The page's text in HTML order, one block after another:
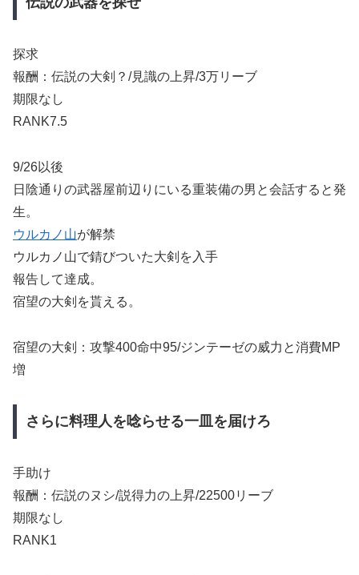
探求
報酬：伝説の大剣？/見識の上昇/3万リーブ
期限なし
RANK7.5
9/26以後
日陰通りの武器屋前辺りにいる重装備の男と会話すると発
生。
ウルカノ山が解禁
ウルカノ山で錆びついた大剣を入手
報告して達成。
宿望の大剣を貰える。
宿望の大剣：攻撃400命中95/ジンテーゼの威力と消費MP
増
さらに料理人を唸らせる一皿を届けろ
手助け
報酬：伝説のヌシ/説得力の上昇/22500リーブ
期限なし
RANK1